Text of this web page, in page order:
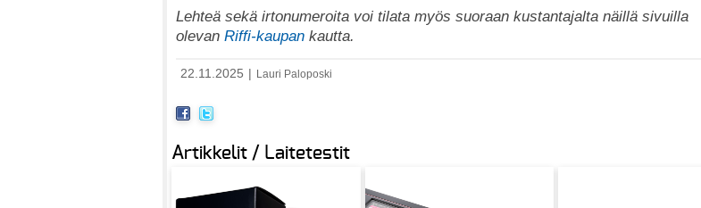
Lehteä sekä irtonumeroita voi tilata myös suoraan kustantajalta näillä sivuilla
olevan Riffi-kaupan kautta.
22.11.2025 Lauri Paloposki
Artikkelit / Laitetestit